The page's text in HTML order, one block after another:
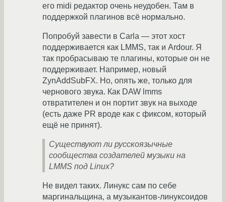
его midi редактор очень неудобен. Там в
поддержкой плагинов всё нормально.
Попробуй завести в Carla — этот хост
поддерживается как LMMS, так и Ardour. Я
так пробрасываю те плагины, которые он не
поддерживает. Например, новый
ZynAddSubFX. Но, опять же, только для
чернового звука. Как DAW lmms
отвратителен и он портит звук на выходе
(есть даже PR вроде как с фиксом, который
ещё не принят).
Существуют ли русскоязычные
сообщества создателей музыки на
LMMS под Linux?
Не видел таких. Линукс сам по себе
маргинальщина, а музыкантов-линуксоидов